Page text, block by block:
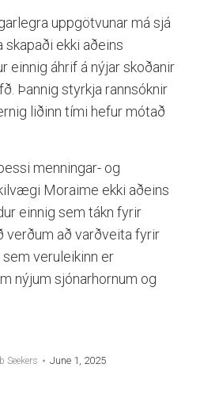
uppgötvunar má sjá
ekki aðeins
einnig áhrif á nýjar skoðanir
Þannig styrkja rannsóknir
liðinn tími hefur mótað
menningar- og
Moraime ekki aðeins
einnig sem tákn fyrir
verðum að varðveita fyrir
veruleikinn er
nýjum sjónarhornum og
Seekers June 1, 2025